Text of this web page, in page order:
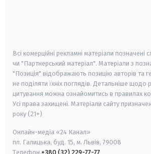
Всі комерційні рекламні матеріали позначені
чи "Партнерський матеріал". Матеріали з
"Позиція" відображають позицію авторів та
не поділяти їхніх поглядів. Детальніше щодо
цитування можна ознайомитись в правилах
Усі права захищені. Матеріали сайту
року (21+)
Онлайн-медіа «24 Канал»
пл. Галицька, буд. 15, м. Львів, 79008
Телефон +380 (32) 229-77-77